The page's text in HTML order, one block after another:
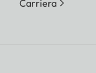
Carriera